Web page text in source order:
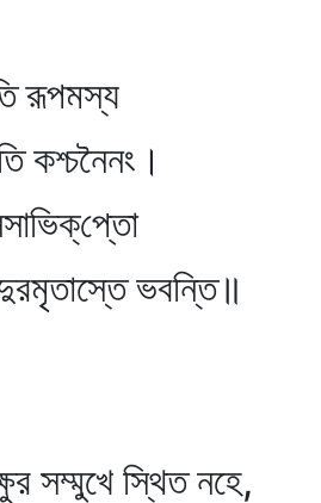
রূপমস্য
কশ্চনৈনং।
ভবন্তি॥
সম্মুখে স্থিত নহে,